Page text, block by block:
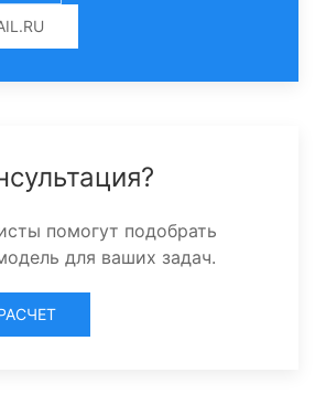
помогут подобрать
для ваших задач.